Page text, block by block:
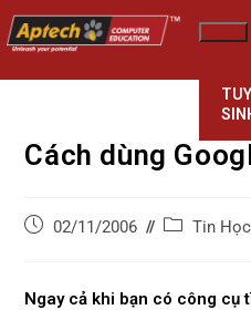
Cách dùng
02/11/2006 Tin
Ngay cả khi bạn có công cụ